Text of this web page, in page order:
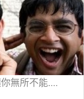
無所不能....